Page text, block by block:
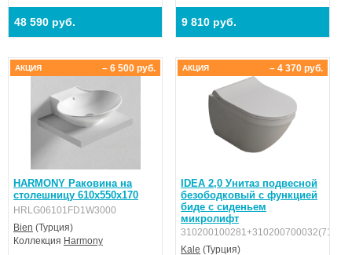
48 590 руб. 9 810 руб.
HARMONY Раковина на
столешницу 610х550х170
HRLG06101FD1W3000
Bien (Турция)
Коллекция Harmony
– 6 500 руб.
АКЦИЯ
IDEA 2,0 Унитаз подвесной
безободковый с функцией
биде с сиденьем
микролифт
Kale (Турция)
– 4 370 руб.
АКЦИЯ